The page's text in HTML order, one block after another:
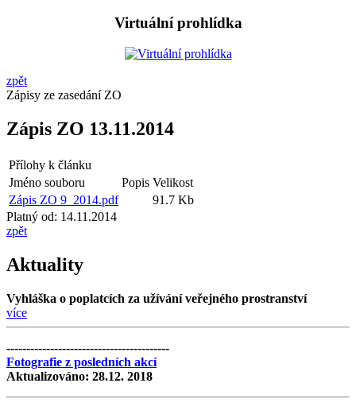
Virtuální prohlídka
zpět
Zápisy ze zasedání ZO
Zápis ZO 13.11.2014
Přílohy k článku
Jméno souboru
Popis Velikost
Zápis ZO 9_2014.pdf
91.7 Kb
Platný od: 14.11.2014
zpět
Aktuality
Vyhláška o poplatcích za užívání veřejného prostranství
více
-----------------------------------------
Fotografie z posledních akcí
Aktualizováno: 28.12. 2018